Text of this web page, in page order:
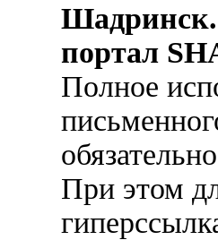
портал
Полное
При этом